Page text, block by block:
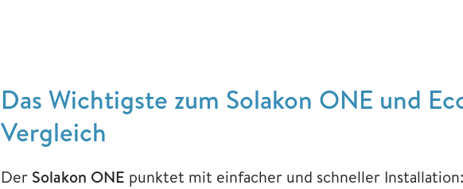
Das Wichtigste zum Solakon ONE und
Vergleich
Der Solakon ONE punktet mit einfacher und schneller